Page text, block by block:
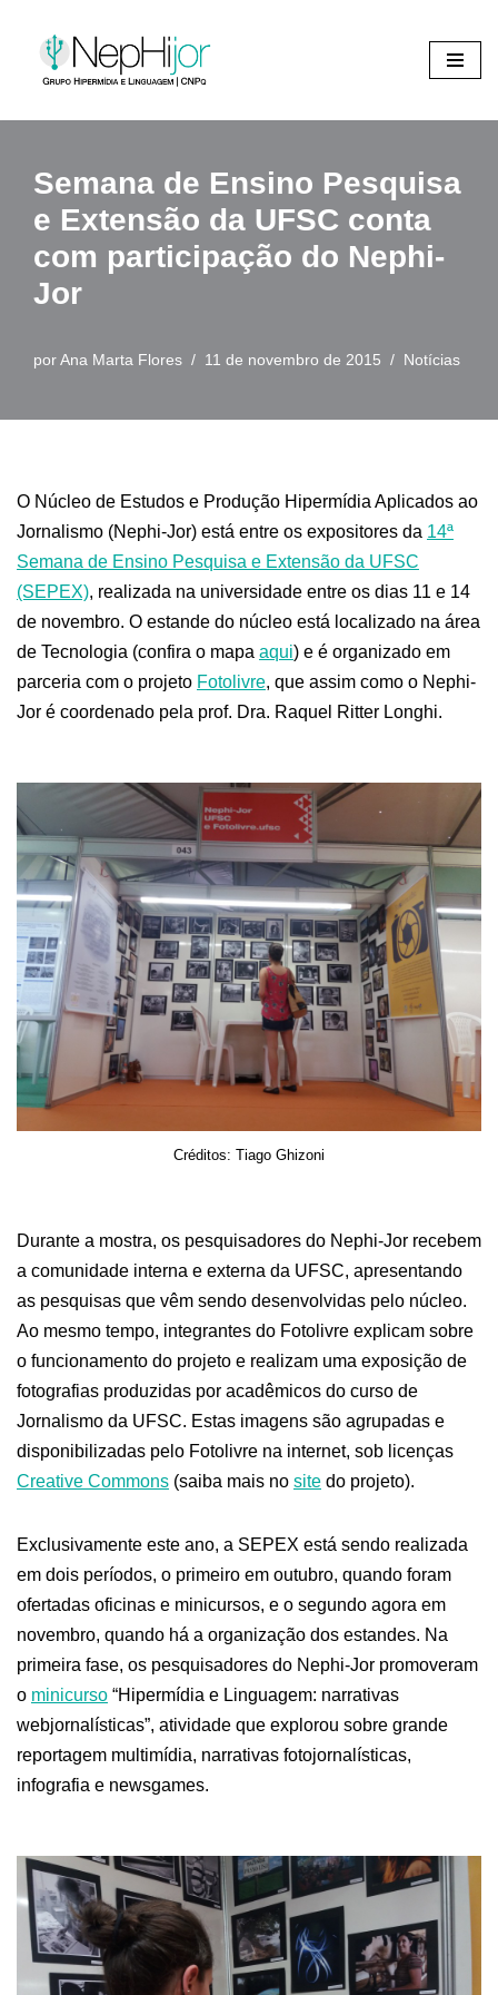
Pular
o
Semana de Ensino Pesquisa
e Extensão da UFSC conta
com participação do Nephi-
Jor
porAna Marta Flores 11 de novembro de 2015 Notícias
O Núcleo de Estudos e Produção Hipermídia Aplicados ao
Jornalismo (Nephi-Jor) está entre os expositores da 14ª
Semana de Ensino Pesquisa e Extensão da UFSC
(SEPEX), realizada na universidade entre os dias 11 e 14
de novembro. O estande do núcleo está localizado na área
de Tecnologia (confira o mapa aqui) e é organizado em
parceria com o projeto Fotolivre, que assim como o Nephi-
Jor é coordenado pela prof. Dra. Raquel Ritter Longhi.
Créditos: Tiago Ghizoni
Durante a mostra, os pesquisadores do Nephi-Jor recebem
a comunidade interna e externa da UFSC, apresentando
as pesquisas que vêm sendo desenvolvidas pelo núcleo.
Ao mesmo tempo, integrantes do Fotolivre explicam sobre
o funcionamento do projeto e realizam uma exposição de
fotografias produzidas por acadêmicos do curso de
Jornalismo da UFSC. Estas imagens são agrupadas e
disponibilizadas pelo Fotolivre na internet, sob licenças
Creative Commons (saiba mais no site do projeto).
Exclusivamente este ano, a SEPEX está sendo realizada
em dois períodos, o primeiro em outubro, quando foram
ofertadas oficinas e minicursos, e o segundo agora em
novembro, quando há a organização dos estandes. Na
primeira fase, os pesquisadores do Nephi-Jor promoveram
o minicurso “Hipermídia e Linguagem: narrativas
webjornalísticas”, atividade que explorou sobre grande
reportagem multimídia, narrativas fotojornalísticas,
infografia e newsgames.